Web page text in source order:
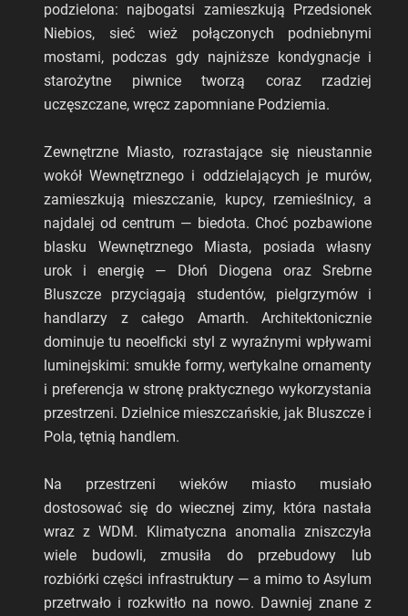
podzielona: najbogatsi zamieszkują Przedsionek
Niebios, sieć wież połączonych podniebnymi
mostami, podczas gdy najniższe kondygnacje i
starożytne piwnice tworzą coraz rzadziej
uczęszczane, wręcz zapomniane Podziemia.
Zewnętrzne Miasto, rozrastające się nieustannie
wokół Wewnętrznego i oddzielających je murów,
zamieszkują mieszczanie, kupcy, rzemieślnicy, a
najdalej od centrum — biedota. Choć pozbawione
blasku Wewnętrznego Miasta, posiada własny
urok i energię — Dłoń Diogena oraz Srebrne
Bluszcze przyciągają studentów, pielgrzymów i
handlarzy z całego Amarth. Architektonicznie
dominuje tu neoelficki styl z wyraźnymi wpływami
luminejskimi: smukłe formy, wertykalne ornamenty
i preferencja w stronę praktycznego wykorzystania
przestrzeni. Dzielnice mieszczańskie, jak Bluszcze i
Pola, tętnią handlem.
Na przestrzeni wieków miasto musiało
dostosować się do wiecznej zimy, która nastała
wraz z WDM. Klimatyczna anomalia zniszczyła
wiele budowli, zmusiła do przebudowy lub
rozbiórki części infrastruktury — a mimo to Asylum
przetrwało i rozkwitło na nowo. Dawniej znane z